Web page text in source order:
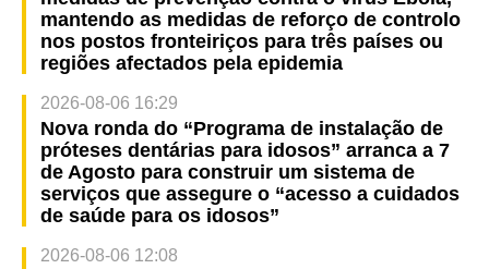
mantendo as medidas de reforço de controlo
nos postos fronteiriços para três países ou
regiões afectados pela epidemia
2026-08-06 16:29
Nova ronda do “Programa de instalação de
próteses dentárias para idosos” arranca a 7
de Agosto para construir um sistema de
serviços que assegure o “acesso a cuidados
de saúde para os idosos”
2026-08-06 12:08